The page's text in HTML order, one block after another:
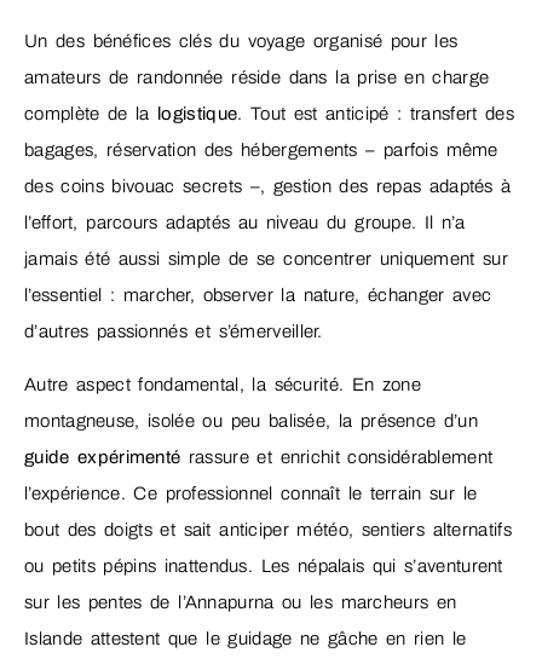
Un des bénéfices clés du voyage organisé pour les
amateurs de randonnée réside dans la prise en charge
complète de la logistique. Tout est anticipé : transfert des
bagages, réservation des hébergements – parfois même
des coins bivouac secrets –, gestion des repas adaptés à
l’effort, parcours adaptés au niveau du groupe. Il n’a
jamais été aussi simple de se concentrer uniquement sur
l’essentiel : marcher, observer la nature, échanger avec
d’autres passionnés et s’émerveiller.
Autre aspect fondamental, la sécurité. En zone
montagneuse, isolée ou peu balisée, la présence d’un
guide expérimenté rassure et enrichit considérablement
l’expérience. Ce professionnel connaît le terrain sur le
bout des doigts et sait anticiper météo, sentiers alternatifs
ou petits pépins inattendus. Les népalais qui s’aventurent
sur les pentes de l’Annapurna ou les marcheurs en
Islande attestent que le guidage ne gâche en rien le